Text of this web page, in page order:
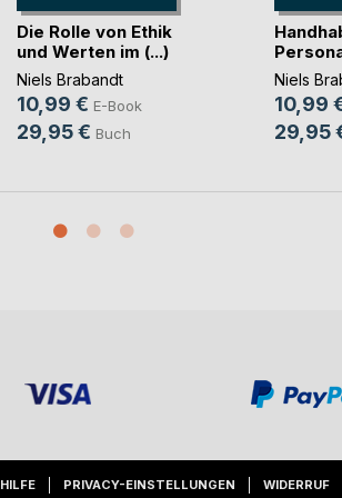
Die Rolle von Ethik
und Werten im (...)
Niels Brabandt
10,99 € E-Book
29,95 € Buch
Niels
10,99
29,95
HILFE PRIVACY-EINSTELLUNGEN WIDERRUF